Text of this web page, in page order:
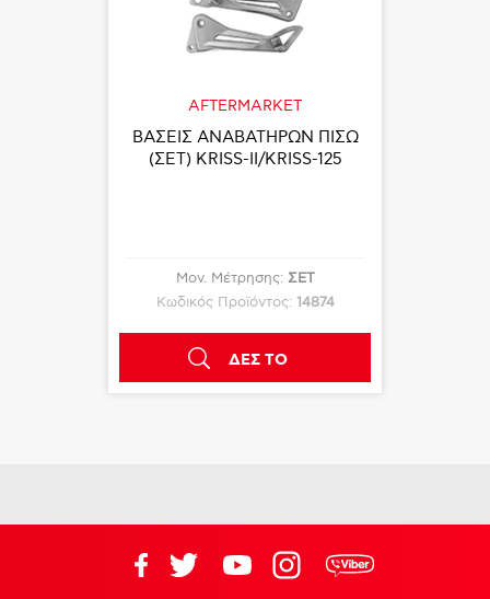
AFTERMARKET
ΒΑΣΕΙΣ ΑΝΑΒΑΤΗΡΩΝ ΠΙΣΩ
(ΣΕΤ) KRISS-II/KRISS-125
Μον. Μέτρησης: ΣΕΤ
Κωδικός Προϊόντος: 14874
ΔΕΣ ΤΟ